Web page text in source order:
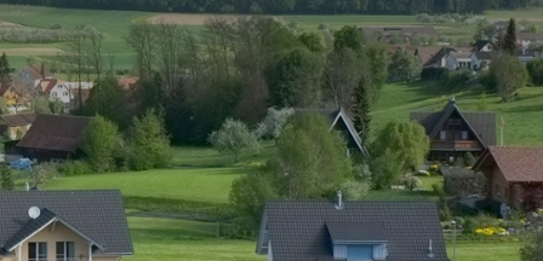
Jetzt starten